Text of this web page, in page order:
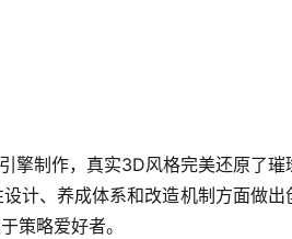
擎制作，真实3D风格完美还原了璀
计、养成体系和改造机制方面做出
策略爱好者。